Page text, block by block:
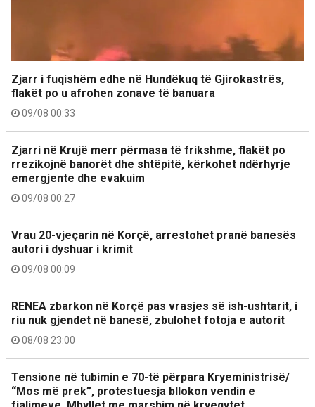
Zjarr i fuqishëm edhe në Hundëkuq të Gjirokastrës,
flakët po u afrohen zonave të banuara
09/08 00:33
Zjarri në Krujë merr përmasa të frikshme, flakët po
rrezikojnë banorët dhe shtëpitë, kërkohet ndërhyrje
emergjente dhe evakuim
09/08 00:27
Vrau 20-vjeçarin në Korçë, arrestohet pranë banesës
autori i dyshuar i krimit
09/08 00:09
RENEA zbarkon në Korçë pas vrasjes së ish-ushtarit, i
riu nuk gjendet në banesë, zbulohet fotoja e autorit
08/08 23:00
Tensione në tubimin e 70-të përpara Kryeministrisë/
“Mos më prek”, protestuesja bllokon vendin e